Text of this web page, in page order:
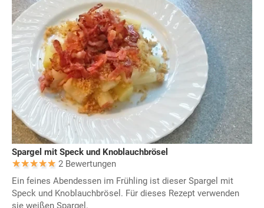
Spargel mit Speck und Knoblauchbrösel
2 Bewertungen
Ein feines Abendessen im Frühling ist dieser Spargel mit
Speck und Knoblauchbrösel. Für dieses Rezept verwenden
sie weißen Spargel.